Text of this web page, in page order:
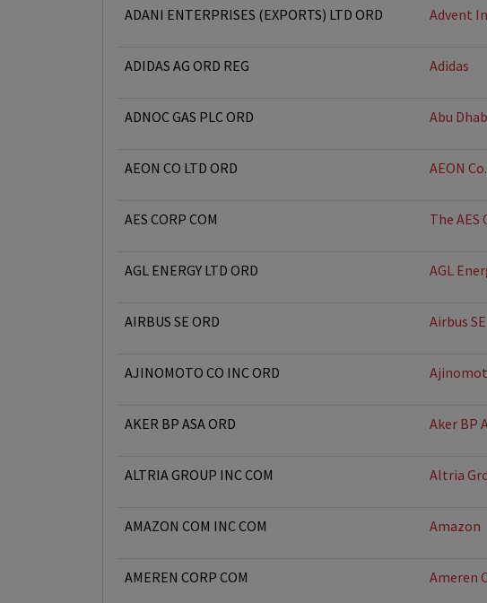
ADANI ENTERPRISES (EXPORTS) LTD ORD Advent
ADIDAS AG ORD REG Adidas
ADNOC GAS PLC ORD Abu
AEON CO LTD ORD AEON
AES CORP COM The
AGL ENERGY LTD ORD AGL
AIRBUS SE ORD Airbus SE
AJINOMOTO CO INC ORD
AKER BP ASA ORD Aker BP
ALTRIA GROUP INC COM Altria
AMAZON COM INC COM Amazon
AMEREN CORP COM Ameren